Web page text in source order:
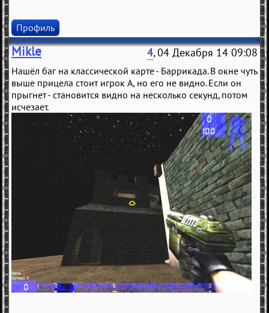
Профиль
Mikle 4, 04 Декабря 14 09:08
Нашёл баг на классической карте - Баррикада. В окне чуть
выше прицела стоит игрок А, но его не видно. Если он
прыгнет - становится видно на несколько секунд, потом
исчезает.